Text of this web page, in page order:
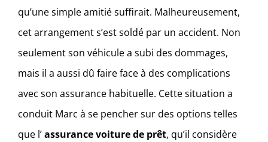
qu’une simple amitié suffirait. Malheureusement,
cet arrangement s’est soldé par un accident. Non
seulement son véhicule a subi des dommages,
mais il a aussi dû faire face à des complications
avec son assurance habituelle. Cette situation a
conduit Marc à se pencher sur des options telles
que l’assurance voiture de prêt, qu’il considère